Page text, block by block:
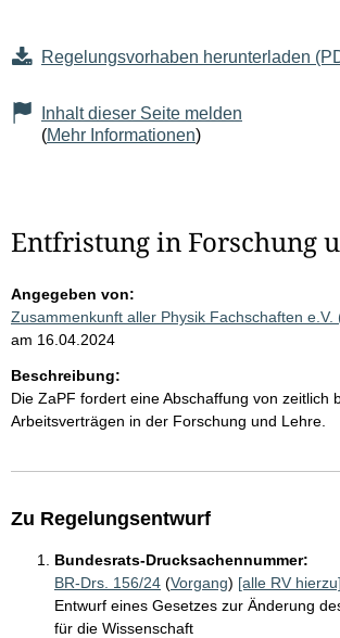
Regelungsvorhaben herunterladen
Inhalt dieser Seite melden
(Mehr Informationen)
Entfristung in Forschung
Angegeben von:
Zusammenkunft aller Physik Fachschaften e.V.
am 16.04.2024
Beschreibung:
Die ZaPF fordert eine Abschaffung von zeitlich
Arbeitsverträgen in der Forschung und Lehre.
Zu Regelungsentwurf
Bundesrats-Drucksachennummer:
BR-Drs. 156/24 (Vorgang) [alle RV hierzu]
Entwurf eines Gesetzes zur Änderung
für die Wissenschaft